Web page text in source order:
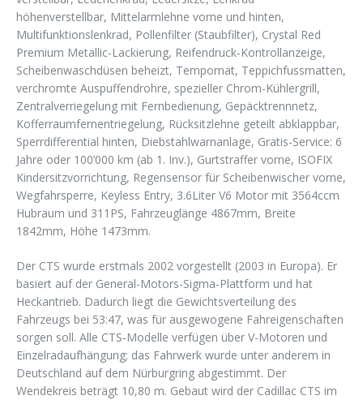
höhenverstellbar, Mittelarmlehne vorne und hinten,
Multifunktionslenkrad, Pollenfilter (Staubfilter), Crystal Red
Premium Metallic-Lackierung, Reifendruck-Kontrollanzeige,
Scheibenwaschdüsen beheizt, Tempomat, Teppichfussmatten,
verchromte Auspuffendrohre, spezieller Chrom-Kühlergrill,
Zentralverriegelung mit Fernbedienung, Gepäcktrennnetz,
Kofferraumfernentriegelung, Rücksitzlehne geteilt abklappbar,
Sperrdifferential hinten, Diebstahlwarnanlage, Gratis-Service: 6
Jahre oder 100’000 km (ab 1. Inv.), Gurtstraffer vorne, ISOFIX
Kindersitzvorrichtung, Regensensor für Scheibenwischer vorne,
Wegfahrsperre, Keyless Entry, 3.6Liter V6 Motor mit 3564ccm
Hubraum und 311PS, Fahrzeuglänge 4867mm, Breite
1842mm, Höhe 1473mm.
Der CTS wurde erstmals 2002 vorgestellt (2003 in Europa). Er
basiert auf der General-Motors-Sigma-Plattform und hat
Heckantrieb. Dadurch liegt die Gewichtsverteilung des
Fahrzeugs bei 53:47, was für ausgewogene Fahreigenschaften
sorgen soll. Alle CTS-Modelle verfügen über V-Motoren und
Einzelradaufhängung; das Fahrwerk wurde unter anderem in
Deutschland auf dem Nürburgring abgestimmt. Der
Wendekreis beträgt 10,80 m. Gebaut wird der Cadillac CTS im